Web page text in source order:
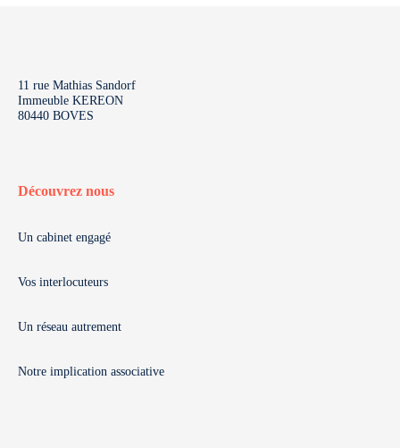
11 rue Mathias Sandorf
Immeuble KEREON
80440 BOVES
Découvrez nous
Un cabinet engagé
Vos interlocuteurs
Un réseau autrement
Notre implication associative